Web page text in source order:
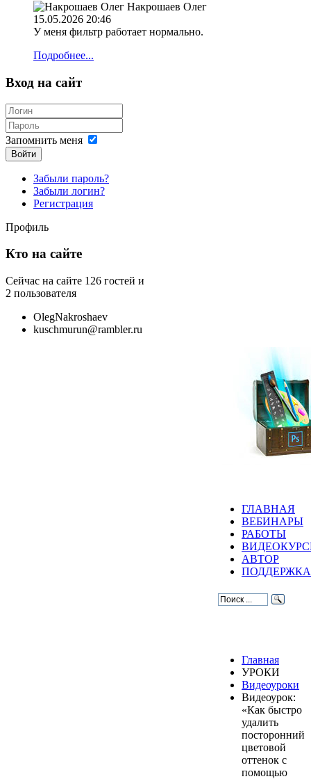
Накрошаев Олег
15.05.2026 20:46
У меня фильтр работает нормально.
Подробнее...
Вход на сайт
Запомнить меня
Войти
Забыли пароль?
Забыли логин?
Регистрация
Профиль
Кто на сайте
Сейчас на сайте 126 гостей и
2 пользователя
OlegNakroshaev
kuschmurun@rambler.ru
ГЛАВНАЯ
ВЕБИНАРЫ
РАБОТЫ
АВТОР
ПОДДЕРЖКА
Главная
УРОКИ
Видеоуроки
Видеоурок:
«Как быстро
удалить
посторонний
цветовой
оттенок с
помощью